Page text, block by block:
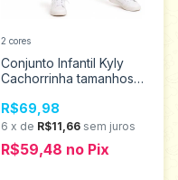
Conjunto Infantil Kyly
Cachorrinha tamanhos 4
R$69,98
6 x de R$11,66 sem juros
R$59,48 no Pix
2 cores